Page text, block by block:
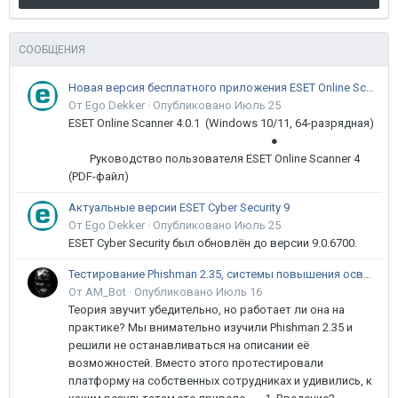
СООБЩЕНИЯ
Новая версия бесплатного приложения ESET Online Scanner доступна пользователям
От Ego Dekker · Опубликовано Июль 25
ESET Online Scanner 4.0.1 (Windows 10/11, 64-разрядная)
●
Руководство пользователя ESET Online Scanner 4
(PDF-файл)
Актуальные версии ESET Cyber Security 9
От Ego Dekker · Опубликовано Июль 25
ESET Cyber Security был обновлён до версии 9.0.6700.
Тестирование Phishman 2.35, системы повышения осведомлённости пользователей в сфере ИБ
От AM_Bot · Опубликовано Июль 16
Теория звучит убедительно, но работает ли она на
практике? Мы внимательно изучили Phishman 2.35 и
решили не останавливаться на описании её
возможностей. Вместо этого протестировали
платформу на собственных сотрудниках и удивились, к